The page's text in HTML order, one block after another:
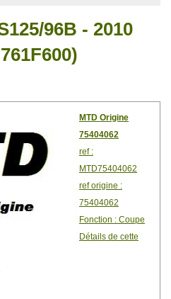
96B - 2010
MTD Origine
75404062
ref :
MTD75404062
ref origine :
75404062
Fonction : Coupe
Détails de cette